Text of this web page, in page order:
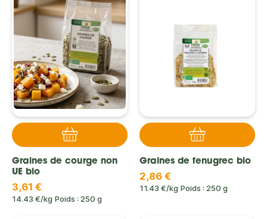
Graines de courge non
UE bio
3,61 €
14.43 €/kg Poids : 250 g
Graines de fenugrec bio
2,86 €
11.43 €/kg Poids : 250 g